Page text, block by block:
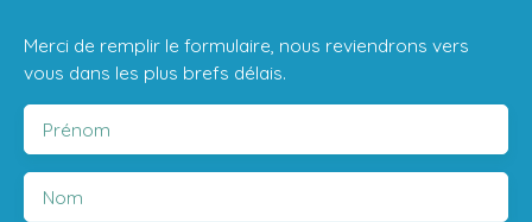
Merci de remplir le formulaire, nous reviendrons vers
vous dans les plus brefs délais.
Prénom
Nom